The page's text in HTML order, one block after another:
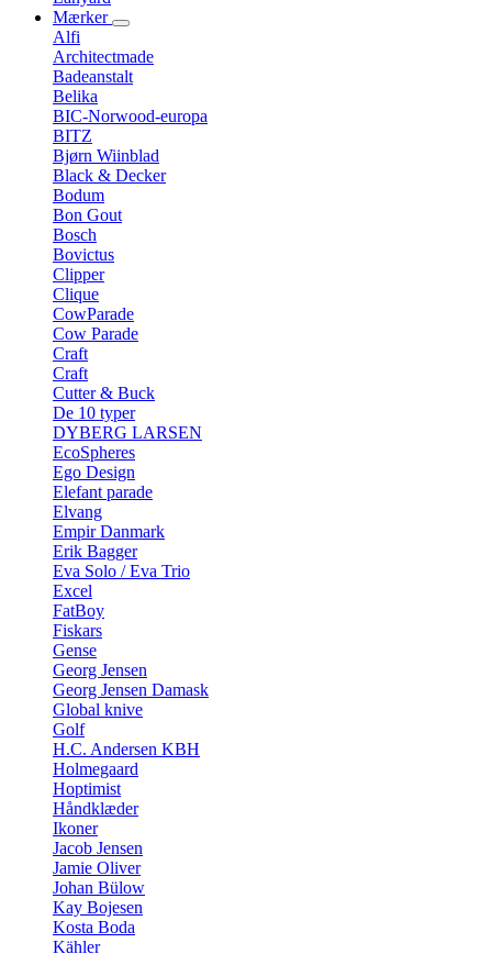
Mærker
Alfi
Architectmade
Badeanstalt
Belika
BIC-Norwood-europa
BITZ
Bjørn Wiinblad
Black & Decker
Bodum
Bon Gout
Bosch
Bovictus
Clipper
Clique
CowParade
Cow Parade
Craft
Craft
Cutter & Buck
De 10 typer
DYBERG LARSEN
EcoSpheres
Ego Design
Elefant parade
Elvang
Empir Danmark
Erik Bagger
Eva Solo / Eva Trio
Excel
FatBoy
Fiskars
Gense
Georg Jensen
Georg Jensen Damask
Global knive
Golf
H.C. Andersen KBH
Holmegaard
Hoptimist
Håndklæder
Ikoner
Jacob Jensen
Jamie Oliver
Johan Bülow
Kay Bojesen
Kosta Boda
Kähler